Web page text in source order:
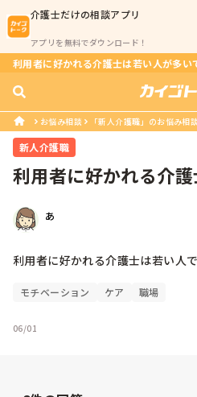
介護士だけの相談アプリ
アプリを無料でダウンロード！
利用者に好かれる介護士は若い人が多い
お悩み相談 「新人介護職」のお悩み相談
新人介護職
利用者に好かれる介護
あ
利用者に好かれる介護士は若い人
モチベーション ケア 職場
06/01